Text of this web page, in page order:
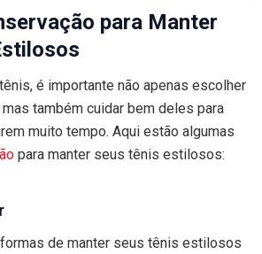
para Manter
é importante não apenas escolher
também cuidar bem deles para
muito tempo. Aqui estão algumas
para manter seus tênis estilosos:
de manter seus tênis estilosos